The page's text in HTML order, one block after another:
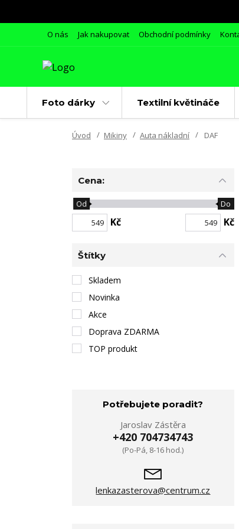
O nás Jak nakupovat Obchodní podmínky
Foto dárky Textilní květináče
Úvod Mikiny Auta nákladní DAF
Cena:
Kč
Od Do
Kč
Štítky
Skladem
Novinka
Akce
Doprava ZDARMA
TOP produkt
Potřebujete poradit?
Jaroslav Zástěra
+420 704734743
(Po-Pá, 8-16 hod.)
lenkazasterova@centrum.cz